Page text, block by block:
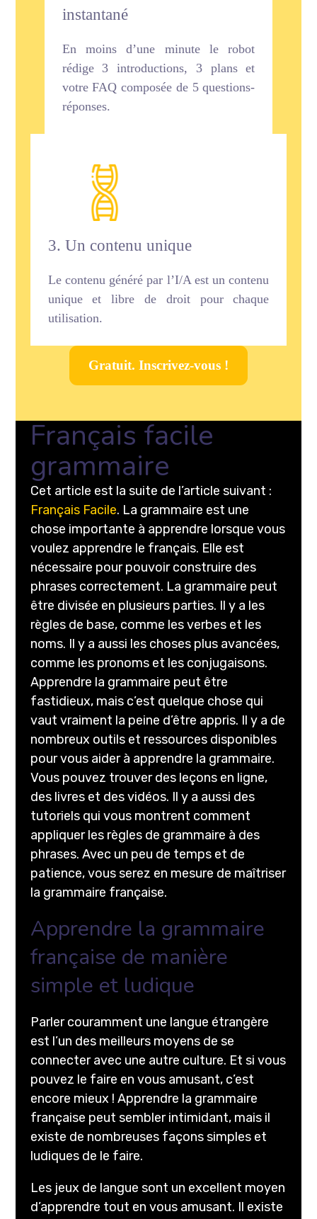
instantané
En moins d’une minute le robot
rédige 3 introductions, 3 plans et
votre FAQ composée de 5 questions-
réponses.
3. Un contenu unique
Le contenu généré par l’I/A est un contenu
unique et libre de droit pour chaque
utilisation.
Gratuit. Inscrivez-vous !
Français facile
grammaire
Cet article est la suite de l’article suivant :
Français Facile. La grammaire est une
chose importante à apprendre lorsque vous
voulez apprendre le français. Elle est
nécessaire pour pouvoir construire des
phrases correctement. La grammaire peut
être divisée en plusieurs parties. Il y a les
règles de base, comme les verbes et les
noms. Il y a aussi les choses plus avancées,
comme les pronoms et les conjugaisons.
Apprendre la grammaire peut être
fastidieux, mais c’est quelque chose qui
vaut vraiment la peine d’être appris. Il y a de
nombreux outils et ressources disponibles
pour vous aider à apprendre la grammaire.
Vous pouvez trouver des leçons en ligne,
des livres et des vidéos. Il y a aussi des
tutoriels qui vous montrent comment
appliquer les règles de grammaire à des
phrases. Avec un peu de temps et de
patience, vous serez en mesure de maîtriser
la grammaire française.
Apprendre la grammaire
française de manière
simple et ludique
Parler couramment une langue étrangère
est l’un des meilleurs moyens de se
connecter avec une autre culture. Et si vous
pouvez le faire en vous amusant, c’est
encore mieux ! Apprendre la grammaire
française peut sembler intimidant, mais il
existe de nombreuses façons simples et
ludiques de le faire.
Les jeux de langue sont un excellent moyen
d’apprendre tout en vous amusant. Il existe